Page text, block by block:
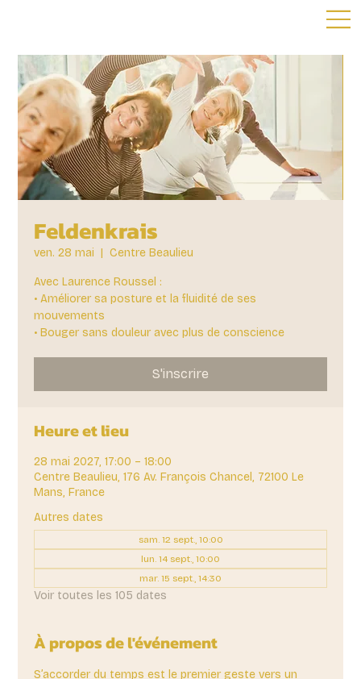
Feldenkrais
ven. 28 mai
  |
Centre Beaulieu
Avec Laurence Roussel :
• Améliorer sa posture et la fluidité de ses
mouvements
• Bouger sans douleur avec plus de conscience
S'inscrire
Heure et lieu
28 mai 2027, 17:00 – 18:00
Centre Beaulieu, 176 Av. François Chancel, 72100 Le
Mans, France
Autres dates
sam. 12 sept., 10:00
lun. 14 sept., 10:00
mar. 15 sept., 14:30
Voir toutes les 105 dates
À propos de l'événement
S’accorder du temps est le premier geste vers un